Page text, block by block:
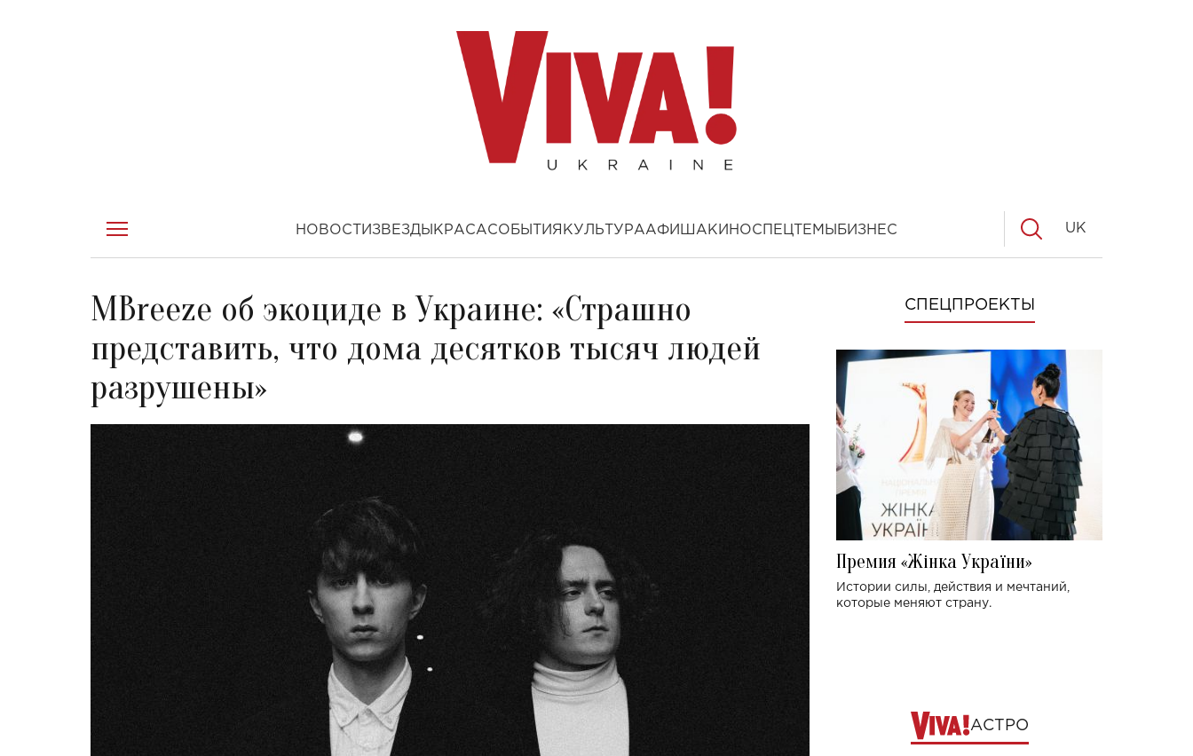
НОВОСТИ ЗВЕЗДЫ КРАСАСОБЫТИЯ КУЛЬТУРААФИША КИНОСПЕЦТЕМЫ БИЗНЕС UK
MBreeze об экоциде в Украине: «Страшно
представить, что дома десятков тысяч людей
разрушены»
СПЕЦПРОЕКТЫ
Премия «Жінка України»
Истории силы, действия и мечтаний,
которые меняют страну.
АСТРО